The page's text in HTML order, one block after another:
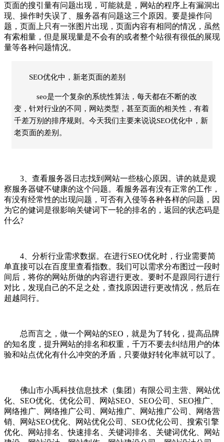
页面的搜引量有问题出现，可能就是，网站的程序上有漏洞出
现、操作时失误了、服务器有问题这三个原因。要是操作问
题，页面上只有一张图片出现，页面内容有相同的情况，虽然
有索相量，但是展现量是不会有的或者整个站很有很低的展现
量等各种问题情况。
SEO优化中，新老页面的差别
seo是一个复杂的系统性算法，每天都在不断的改
变，针对行业的不同，网站类型，甚至页面的相关性，有着
千差万别的排序规则。今天我们主要来说说SEO优化中，新
老页面的差别。
3、查看服务器日志找到网站一些核心原因。讲的就是观
察服务器键不键康的这个问题。看服务器有没有正常的工作，
有没有经常性的出现问题，可否有入侵等各种各样的问题，因
为它的健词是很影响关键词下一轮的排名的，返回的状态码是
什么?
4、分析行业需求数据。在进行SEO优化时，行业需要简
单直接可以在百度里查看指数。我们可以需求分布图过一段时
间后，将你的网站所做的内容进行更改。要时不是跟同行进行
对比，发现自己的不足之处，查找原因进行更改情况，然后在
超越同行。
总而言之，做一个网站的SEO，就是为了转化，提高品牌
的知名度，提升网站的排名和权重，千万不要去纠结用户的体
验和站点优化有什么冲突的矛盾，只要做好转化率就可以了。
佛山市小禹科技信息技术（集团）有限公司主营、网站优
化、SEO优化、优化公司、网站SEO、SEO公司、SEO推广、
网络推广、网络推广公司、网站推广、网站推广公司、网络营
销、网站SEO优化、网站优化公司、SEO优化公司、搜索引擎
优化、网站排名、快速排名、关键词排名、关键词优化、网站